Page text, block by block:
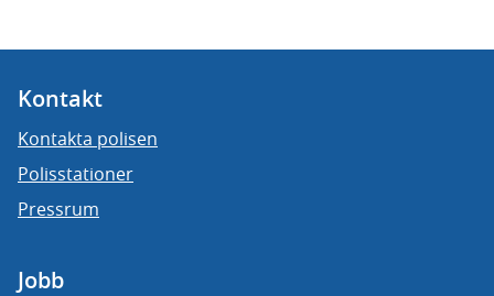
Kontakt
Kontakta polisen
Polisstationer
Pressrum
Jobb